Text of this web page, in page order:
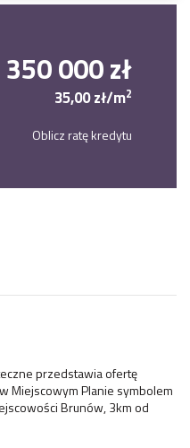
350 000 zł
35,00 zł/m2
Oblicz ratę kredytu
przedstawia ofertę
Miejscowym Planie symbolem
Brunów, 3km od